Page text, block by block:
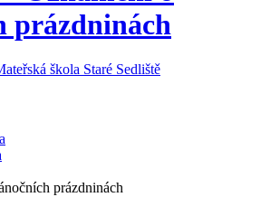
prázdninách
prázdninách